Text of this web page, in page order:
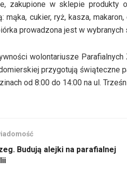
zakupione w sklepie produkty
mąka, cukier, ryż, kasza,
prowadzona jest w
wolontariusze Parafialnych
przygotują świąteczne
od 8:00 do 14:00 na ul.
Budują alejki na parafialnej